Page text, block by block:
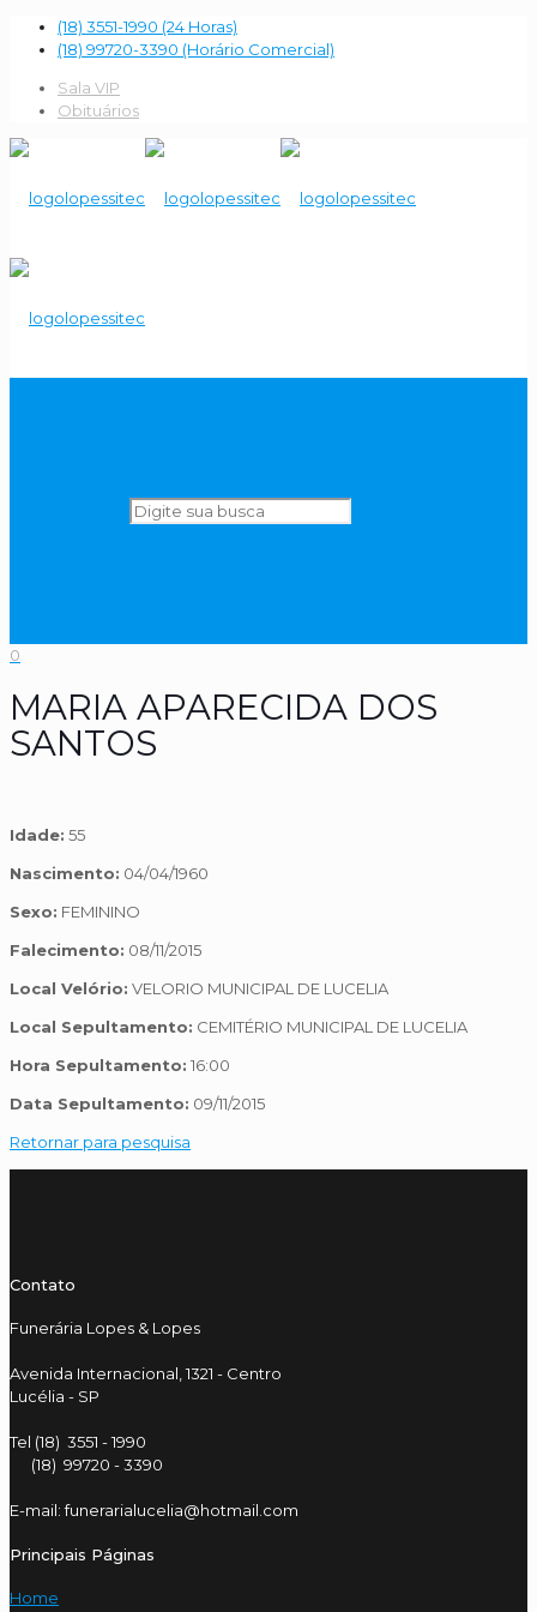
(18) 3551-1990 (24 Horas)
(18) 99720-3390 (Horário Comercial)
Sala VIP
Obituários
0
MARIA APARECIDA DOS
SANTOS
Idade: 55
Nascimento: 04/04/1960
Sexo: FEMININO
Falecimento: 08/11/2015
Local Velório: VELORIO MUNICIPAL DE LUCELIA
Local Sepultamento: CEMITÉRIO MUNICIPAL DE LUCELIA
Hora Sepultamento: 16:00
Data Sepultamento: 09/11/2015
Retornar para pesquisa
Contato
Funerária Lopes & Lopes
Avenida Internacional, 1321 - Centro
Lucélia - SP
Tel (18) 3551 - 1990
(18) 99720 - 3390
E-mail: funerarialucelia@hotmail.com
Principais Páginas
Home